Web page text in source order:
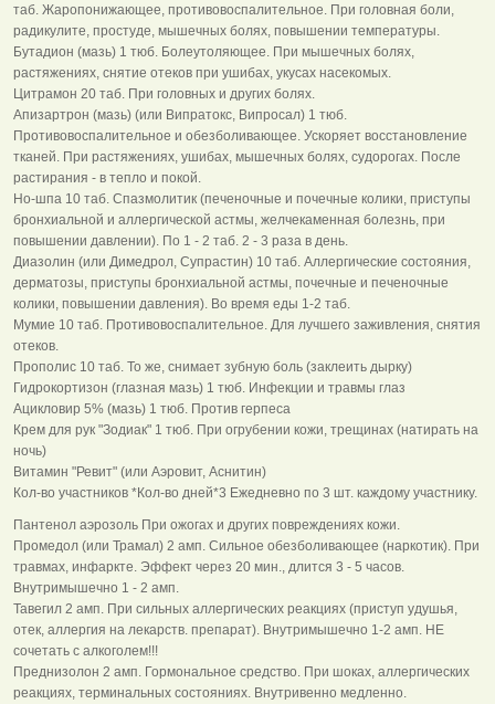
таб. Жаропонижающее, противовоспалительное. При головная боли,
радикулите, простуде, мышечных болях, повышении температуры.
Бутадион (мазь) 1 тюб. Болеутоляющее. При мышечных болях,
растяжениях, снятие отеков при ушибах, укусах насекомых.
Цитрамон 20 таб. При головных и других болях.
Апизартрон (мазь) (или Випратокс, Випросал) 1 тюб.
Противовоспалительное и обезболивающее. Ускоряет восстановление
тканей. При растяжениях, ушибах, мышечных болях, судорогах. После
растирания - в тепло и покой.
Hо-шпа 10 таб. Спазмолитик (печеночные и почечные колики, приступы
бронхиальной и аллергической астмы, желчекаменная болезнь, при
повышении давлении). По 1 - 2 таб. 2 - 3 раза в день.
Диазолин (или Димедрол, Супрастин) 10 таб. Аллергические состояния,
дерматозы, приступы бронхиальной астмы, почечные и печеночные
колики, повышении давления). Во время еды 1-2 таб.
Мумие 10 таб. Противовоспалительное. Для лучшего заживления, снятия
отеков.
Прополис 10 таб. То же, снимает зубную боль (заклеить дырку)
Гидрокортизон (глазная мазь) 1 тюб. Инфекции и травмы глаз
Ацикловир 5% (мазь) 1 тюб. Против герпеса
Крем для рук "Зодиак" 1 тюб. При огрубении кожи, трещинах (натирать на
ночь)
Витамин "Ревит" (или Аэровит, Аснитин)
Кол-во участников *Кол-во дней*3 Ежедневно по 3 шт. каждому участнику.
Пантенол аэрозоль При ожогах и других повреждениях кожи.
Промедол (или Трамал) 2 амп. Сильное обезболивающее (наркотик). При
травмах, инфаркте. Эффект через 20 мин., длится 3 - 5 часов.
Внутримышечно 1 - 2 амп.
Тавегил 2 амп. При сильных аллергических реакциях (приступ удушья,
отек, аллергия на лекарств. препарат). Внутримышечно 1-2 амп. HЕ
сочетать с алкоголем!!!
Преднизолон 2 амп. Гормональное средство. При шоках, аллергических
реакциях, терминальных состояниях. Внутривенно медленно.